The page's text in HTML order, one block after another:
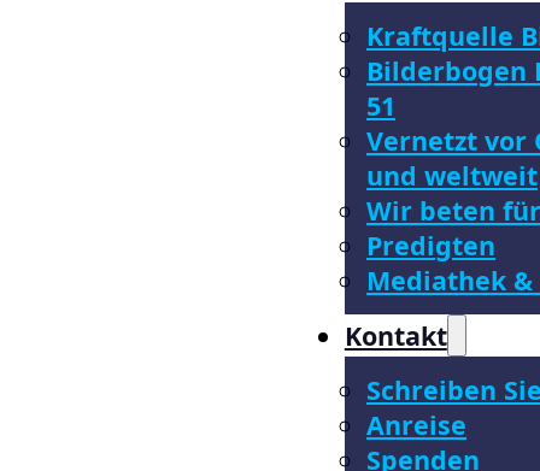
Kraftquelle
Bilderbogen
51
Vernetzt vor
und weltweit
Wir beten
Predigten
Mediathek &
Kontakt
Schreiben
Anreise
Spenden